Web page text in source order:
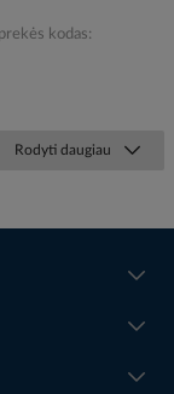
kodas
Rodyti daugiau